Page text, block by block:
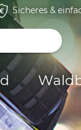
Sicheres &